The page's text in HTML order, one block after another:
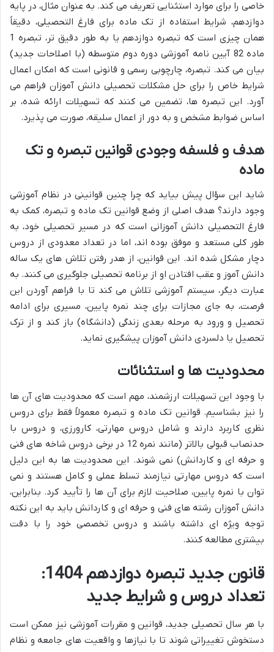
خاصی را برای موارد استثنایی تعریف می کند. به عنوان مثال، در پایه
دوازدهم، شرایط استفاده از تک ماده برای فارغ التحصیلی، دقیقاً
همان چیزی است که تبصره دوازدهم یا به طور دقیق تر، تبصره 1
ماده 82 آیین نامه آموزشی دوره دوم متوسطه (با اصلاحات جدید)
بیان می کند. تبصره، چارچوبی رسمی و قانونی است که امکان اعمال
شرایط خاص را برای حل مشکلات تحصیلی دانش آموزان فراهم می
آورد. این تبصره ها، تضمین می کنند که تسهیلات ارائه شده، بر
اساس ضوابط مشخص و به دور از اعمال سلیقه، صورت می پذیرد.
هدف و فلسفه وجودی قوانین تبصره و تک
ماده
شاید این سؤال پیش بیاید که چرا چنین قوانینی در نظام آموزشی
وجود دارند؟ هدف اصلی از وضع قوانین تک ماده و تبصره، کمک به
فارغ التحصیلی دانش آموزانی است که در مسیر تحصیلی خود، به
طور کلی مستعد و موفق بوده اند، اما در تعداد معدودی از دروس
دچار مشکل شده اند. این قوانین، از هدر رفتن تلاش های یک ساله
دانش آموز و عقب افتادن او از برنامه تحصیلی جلوگیری می کنند. به
عبارت دیگر، سیستم آموزشی تلاش می کند تا با فراهم آوردن این
فرصت، به جای مجازات برای چند نمره پایین، مسیری برای ادامه
تحصیل و ورود به مرحله بعدی زندگی (دانشگاه) باز کند و از ترک
تحصیل یا دلسردی دانش آموزان پیشگیری نماید.
محدودیت ها و استثنائات
با وجود این تسهیلات ارزشمند، مهم است که محدودیت های آن ها
را نیز بشناسیم. قوانین تک ماده و تبصره معمولاً فقط برای دروس
نظری کاربرد دارند و شامل دروس مهارتی، کارورزی، و دروس با
حدنصاب قبولی بالاتر (مانند نمره 12 در برخی دروس شاخه های فنی
و حرفه ای و کاردانش) نمی شوند. این محدودیت ها به این دلیل
است که دروس مهارتی نیازمند تسلط عملی و کامل هستند و نمی
توان با نمره پایین، صلاحیت لازم برای آن ها را تأیید کرد. بنابراین،
دانش آموزان رشته های فنی و حرفه ای و کاردانش باید به این نکته
توجه ویژه ای داشته باشند و دروس تخصصی خود را با دقت
بیشتری مطالعه کنند.
قانون جدید تبصره دوازدهم 1404:
تعداد دروس و شرایط جدید
با هر سال تحصیلی جدید، قوانین و مقررات آموزشی نیز ممکن است
دستخوش تغییراتی شوند تا با نیازها و واقعیت های جامعه و نظام